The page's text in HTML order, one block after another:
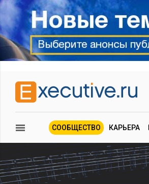
СООБЩЕСТВО КАРЬЕРА